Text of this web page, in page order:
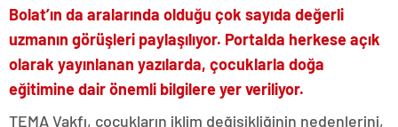
Bolat’ın da aralarında olduğu çok sayıda değerli
uzmanın görüşleri paylaşılıyor. Portalda herkese açık
olarak yayınlanan yazılarda, çocuklarla doğa
eğitimine dair önemli bilgilere yer veriliyor.
TEMA Vakfı, çocukların iklim değişikliğinin nedenlerini,